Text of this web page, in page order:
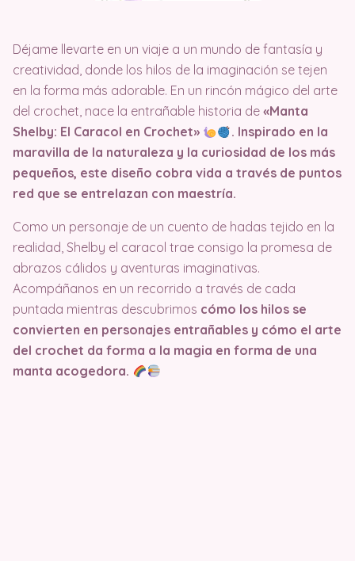
Déjame llevarte en un viaje a un mundo de fantasía y
creatividad, donde los hilos de la imaginación se tejen
en la forma más adorable. En un rincón mágico del arte
del crochet, nace la entrañable historia de «Manta
Shelby: El Caracol en Crochet»
. Inspirado en la
maravilla de la naturaleza y la curiosidad de los más
pequeños, este diseño cobra vida a través de puntos
red que se entrelazan con maestría.
Como un personaje de un cuento de hadas tejido en la
realidad, Shelby el caracol trae consigo la promesa de
abrazos cálidos y aventuras imaginativas.
Acompáñanos en un recorrido a través de cada
puntada mientras descubrimos cómo los hilos se
convierten en personajes entrañables y cómo el arte
del crochet da forma a la magia en forma de una
manta acogedora.